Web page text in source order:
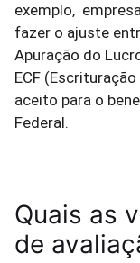
exemplo,
fazer o ajuste
Apuração do
ECF
aceito para o
Federal.
Quais as
de